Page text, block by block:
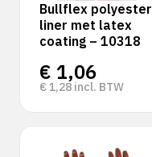
Bullflex polyester
liner met latex
coating – 10318
€ 1,06
€ 1,28 incl. BTW